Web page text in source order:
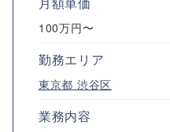
100万円〜
勤務エリア
東京都 渋谷区
業務内容